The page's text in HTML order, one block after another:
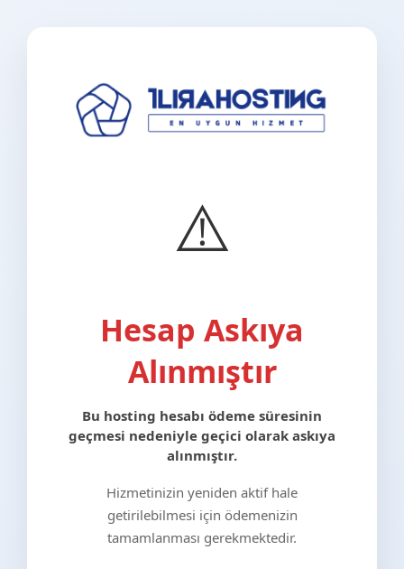
⚠️
Hesap Askıya
Alınmıştır
Bu hosting hesabı ödeme süresinin
geçmesi nedeniyle geçici olarak askıya
alınmıştır.
Hizmetinizin yeniden aktif hale
getirilebilmesi için ödemenizin
tamamlanması gerekmektedir.